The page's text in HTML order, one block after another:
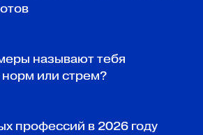
называют тебя
норм или стрем?
профессий в 2026 году